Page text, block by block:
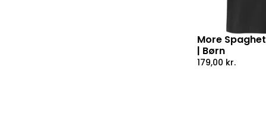
More
| Børn
179,00 kr.